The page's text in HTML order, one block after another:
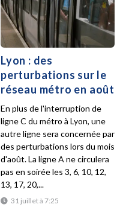
Lyon : des
perturbations sur le
réseau métro en août
31 juillet à 7:25
En plus de l'interruption de
ligne C du métro à Lyon, une
autre ligne sera concernée par
des perturbations lors du mois
d'août. La ligne A ne circulera
pas en soirée les 3, 6, 10, 12,
13, 17, 20,...